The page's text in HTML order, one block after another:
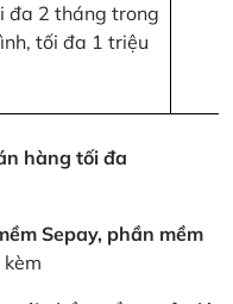
đa 2 tháng trong
tối đa 1 triệu
hàng tối đa
Sepay, phần mềm